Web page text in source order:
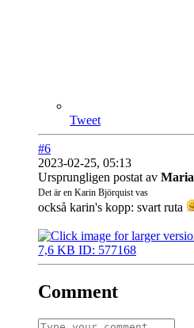
Tweet
#6
2023-02-25, 05:13
Ursprungligen postat av Maria
Det är en Karin Björquist vas
också karin's kopp: svart ruta
Comment